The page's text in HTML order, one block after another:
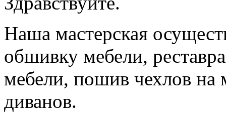
Наша мастерская
обшивку мебели,
мебели, пошив чехлов на
диванов.